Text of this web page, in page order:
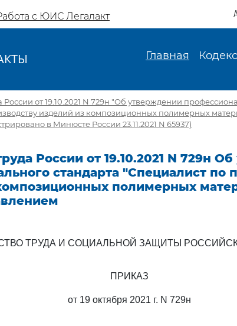
с ЮИС Легалакт
Главная
от 19.10.2021 N 729н "Об утверждении
изделий из композиционных полимерных
в Минюсте России 23.11.2021 N 65937)
России от 19.10.2021 N 729н
стандарта "Специалист по
полимерных
ТРУДА И СОЦИАЛЬНОЙ ЗАЩИТЫ
ПРИКАЗ
от 19 октября 2021 г. N 729н